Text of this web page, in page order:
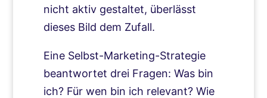
nicht aktiv gestaltet, überlässt
dieses Bild dem Zufall.
Eine Selbst-Marketing-Strategie
beantwortet drei Fragen: Was bin
ich? Für wen bin ich relevant? Wie